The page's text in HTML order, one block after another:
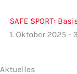
SAFE SPORT:
1. Oktober 2025 -
Aktuelles